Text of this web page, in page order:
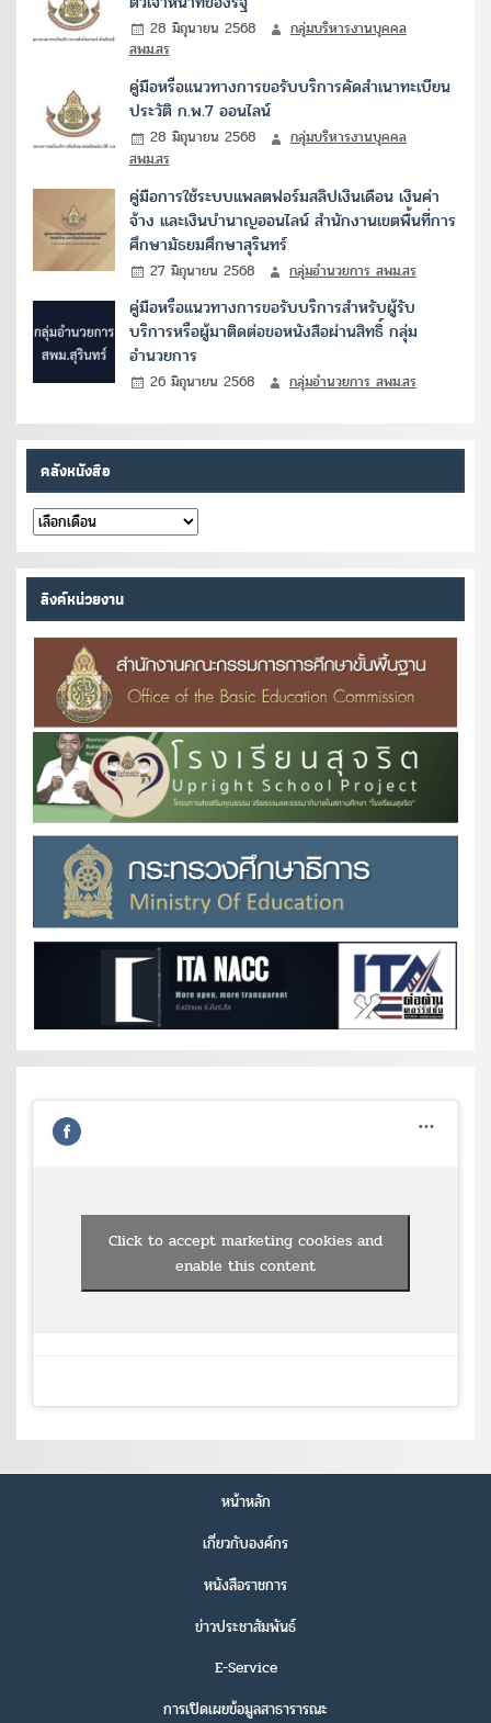
28 มิถุนายน 2568
กลุ่มบริหารงานบุคคล
สพม.สร
คู่มือหรือแนวทางการขอรับบริการคัดสำเนาทะเบียน
ประวัติ ก.พ.7 ออนไลน์
28 มิถุนายน 2568
กลุ่มบริหารงานบุคคล
สพม.สร
คู่มือการใช้ระบบแพลตฟอร์มสลิปเงินเดือน เงินค่า
จ้าง และเงินบำนาญออนไลน์ สำนักงานเขตพื้นที่การ
ศึกษามัธยมศึกษาสุรินทร์
27 มิถุนายน 2568 กลุ่มอำนวยการ สพม.สร
คู่มือหรือแนวทางการขอรับบริการสำหรับผู้รับ
บริการหรือผู้มาติดต่อขอหนังสือผ่านสิทธิ์ กลุ่ม
อำนวยการ
26 มิถุนายน 2568 กลุ่มอำนวยการ สพม.สร
คลังหนังสือ
คลัง
หนังสือ
ลิงค์หน่วยงาน
Click to accept marketing cookies and
enable this content
หน้าหลัก
เกี่ยวกับองค์กร
หนังสือราชการ
ข่าวประชาสัมพันธ์
E-Service
การเปิดเผยข้อมูลสาธารารณะ